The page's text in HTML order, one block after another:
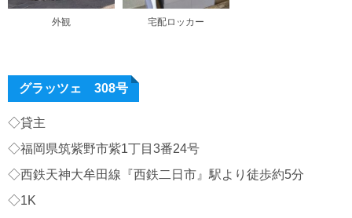
外観 宅配ロッカー
グラッツェ 308号
◇貸主
◇福岡県筑紫野市紫1丁目3番24号
◇西鉄天神大牟田線『西鉄二日市』駅より徒歩約5分
◇1K